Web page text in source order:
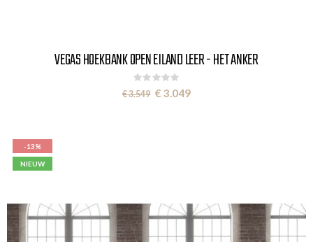
VEGAS HOEKBANK OPEN EILAND LEER - HET ANKER
Rating:
0%
€ 3.549 Special
Price
€ 3.049
-13%
NIEUW